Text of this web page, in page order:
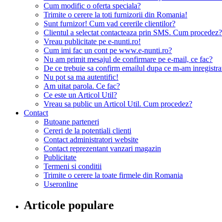
Cum modific o oferta speciala?
Trimite o cerere la toti furnizorii din Romania!
Sunt furnizor! Cum vad cererile clientilor?
Clientul a selectat contacteaza prin SMS. Cum procedez?
Vreau publicitate pe e-nunti.ro!
Cum imi fac un cont pe www.e-nunti.ro?
Nu am primit mesajul de confirmare pe e-mail, ce fac?
De ce trebuie sa confirm emailul dupa ce m-am
Nu pot sa ma autentific!
Am uitat parola. Ce fac?
Ce este un Articol Util?
Vreau sa public un Articol Util. Cum procedez?
Contact
Butoane parteneri
Cereri de la potentiali clienti
Contact administratori website
Contact reprezentant vanzari magazin
Publicitate
Termeni si conditii
Trimite o cerere la toate firmele din Romania
Useronline
Articole populare